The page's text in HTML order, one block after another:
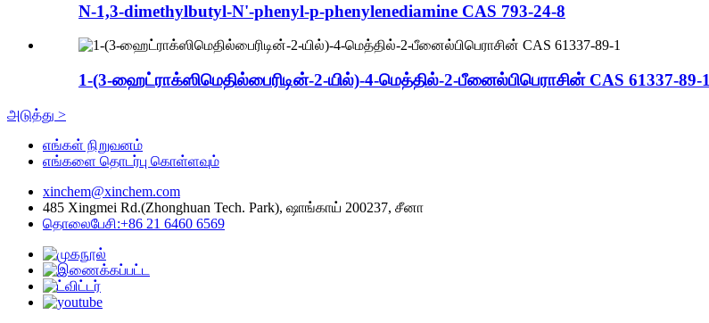
N-1,3-dimethylbutyl-N'-phenyl-p-phenylenediamine CAS 793-24-8
1-(3-ஹைட்ராக்ஸிமெதில்பைரிடின்-2-யில்)-4-மெத்தில்-2-பீனைல்பிபெராசின் CAS 61337-89-1
அடுத்து >
எங்கள் நிறுவனம்
எங்களை தொடர்பு கொள்ளவும்
xinchem@xinchem.com
485 Xingmei Rd.(Zhonghuan Tech. Park), ஷாங்காய் 200237, சீனா
தொலைபேசி:+86 21 6460 6569